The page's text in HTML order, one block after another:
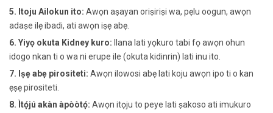
5. Itoju Ailokun ito: Awọn aṣayan oriṣiriṣi wa, pẹlu oogun, awọn
adaṣe ilẹ ibadi, ati awọn iṣẹ abẹ.
6. Yiyọ okuta Kidney kuro: Ilana lati yọkuro tabi fọ awọn ohun
idogo nkan ti o wa ni erupe ile (okuta kidinrin) lati inu ito.
7. Iṣẹ abẹ pirositeti: Awọn ilowosi abẹ lati koju awọn ipo ti o kan
ẹṣẹ pirositeti.
8. Ìtọ́jú akàn àpòòtọ́: Awọn itọju to peye lati ṣakoso ati imukuro